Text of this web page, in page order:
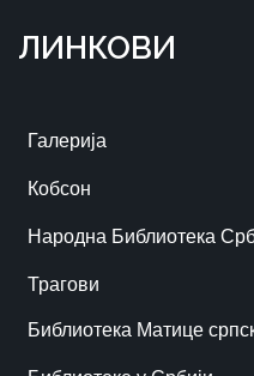
ЛИНКОВИ
Галерија
Кобсон
Народна Библиотека
Трагови
Библиотека Матице